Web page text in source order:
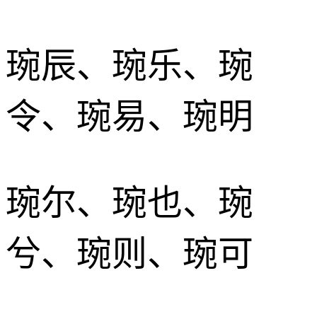
琬辰、琬乐、琬
令、琬易、琬明
琬尔、琬也、琬
兮、琬则、琬可